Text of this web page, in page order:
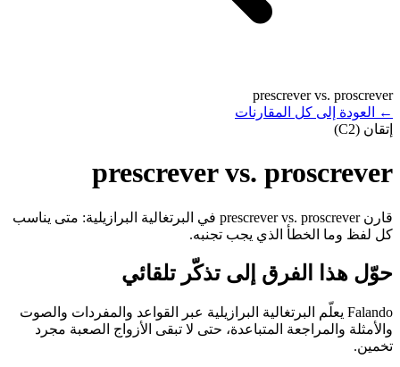
prescrever vs. proscrever
←
العودة إلى كل المقارنات
إتقان (C2)
prescrever vs. proscrever
قارن prescrever vs. proscrever في البرتغالية البرازيلية: متى يناسب
كل لفظ وما الخطأ الذي يجب تجنبه.
حوّل هذا الفرق إلى تذكّر تلقائي
Falando يعلّم البرتغالية البرازيلية عبر القواعد والمفردات والصوت
والأمثلة والمراجعة المتباعدة، حتى لا تبقى الأزواج الصعبة مجرد
تخمين.